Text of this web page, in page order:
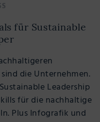
für Sustainable
die Unternehmen.
Leadership
für die nachhaltige
Plus Infografik und